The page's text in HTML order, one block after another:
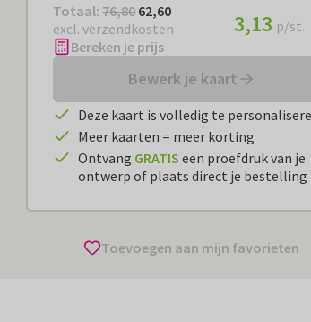
Totaal: € 62,60
Totaal: 76,80 62,60
excl. verzendkosten
€ 3,13per
3,13 p/st.
Bereken je prijs
Bewerk je kaart
Deze kaart is volledig te
Meer kaarten = meer korting
Ontvang GRATIS een proefdruk van je
ontwerp of plaats direct je bestelling
Toevoegen aan mijn favorieten